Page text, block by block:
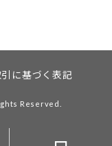
に基づく表記
Reserved.